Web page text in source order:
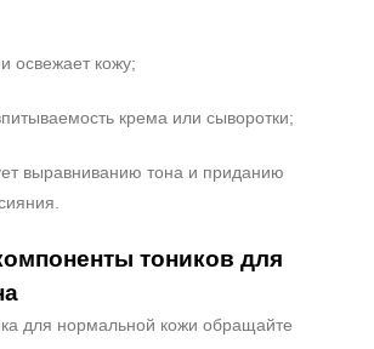
освежает кожу;
крема или сыворотки;
выравниванию тона и приданию
тоников для
для нормальной кожи обращайте